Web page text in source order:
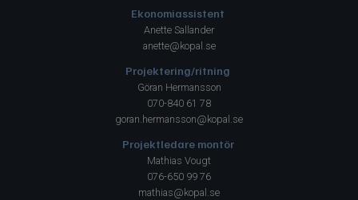
Ekonomiassistent
Anette Sallander
anette@kopal.se
Projektering/ritning
Göran Hermansson
070-840 61 78
goran.hermansson@kopal.se
Projektledare montör
Mathias Vougt
076-650 99 76
mathias@kopal.se